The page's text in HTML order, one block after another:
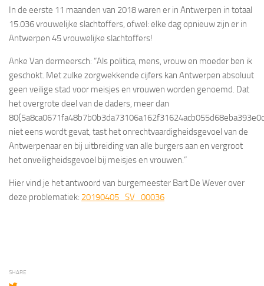
In de eerste 11 maanden van 2018 waren er in Antwerpen in totaal
15.036 vrouwelijke slachtoffers, ofwel: elke dag opnieuw zijn er in
Antwerpen 45 vrouwelijke slachtoffers!
Anke Van dermeersch: “Als politica, mens, vrouw en moeder ben ik
geschokt. Met zulke zorgwekkende cijfers kan Antwerpen absoluut
geen veilige stad voor meisjes en vrouwen worden genoemd. Dat
het overgrote deel van de daders, meer dan
niet eens wordt gevat, tast het onrechtvaardigheidsgevoel van de
Antwerpenaar en bij uitbreiding van alle burgers aan en vergroot
het onveiligheidsgevoel bij meisjes en vrouwen.”
Hier vind je het antwoord van burgemeester Bart De Wever over
deze problematiek: 20190405_SV_00036
SHARE